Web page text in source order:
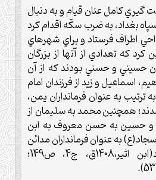
گيري کامل عنان قيام و به دنبال
بغداد، به ضرب سکّه اقدام کرد
اطراف فرستاد و براي شهرهاي
که تعدادي از آنها از بزرگان
حسيني و حسني بودند که از آن
اسماعيل و زيد از فرزندان امام
ترتيب به عنوان فرمانداران يمن،
همچنين محمد به سليمان از
و حسين به حسن معروف به ابن
به عنوان فرمانداران مدائن
و مکّه نصب شدند(ابن اثير،1408ق، ج4، ص149؛